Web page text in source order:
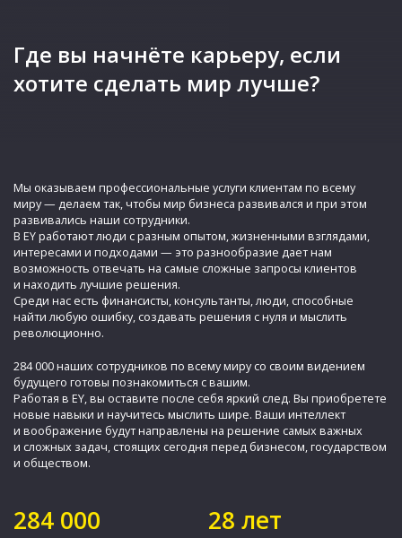
Где вы начнёте карьеру, если
хотите сделать мир лучше?
Мы оказываем профессиональные услуги клиентам по всему
миру — делаем так, чтобы мир бизнеса развивался и при этом
развивались наши сотрудники.
В EY работают люди с разным опытом, жизненными взглядами,
интересами и подходами — это разнообразие дает нам
возможность отвечать на самые сложные запросы клиентов
и находить лучшие решения.
Среди нас есть финансисты, консультанты, люди, способные
найти любую ошибку, создавать решения c нуля и мыслить
революционно.
284 000 наших сотрудников по всему миру со своим видением
будущего готовы познакомиться с вашим.
Работая в EY, вы оставите после себя яркий след. Вы приобретете
новые навыки и научитесь мыслить шире. Ваши интеллект
и воображение будут направлены на решение самых важных
и сложных задач, стоящих сегодня перед бизнесом, государством
и обществом.
284 000 28 лет